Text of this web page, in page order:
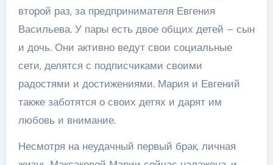
второй раз, за предпринимателя Евгения
Васильева. У пары есть двое общих детей – сын
и дочь. Они активно ведут свои социальные
сети, делятся с подписчиками своими
радостями и достижениями. Мария и Евгений
также заботятся о своих детях и дарят им
любовь и внимание.
Несмотря на неудачный первый брак, личная